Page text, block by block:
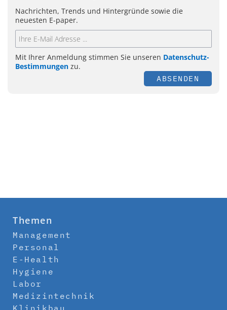
Nachrichten, Trends und Hintergründe sowie die
neuesten E-paper.
Mit Ihrer Anmeldung stimmen Sie unseren Datenschutz-
Bestimmungen zu.
ABSENDEN
Themen
Management
Personal
E-Health
Hygiene
Labor
Medizintechnik
Klinikbau